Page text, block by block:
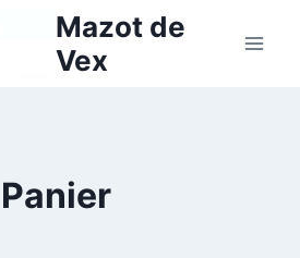
Mazot de
Vex
Panier